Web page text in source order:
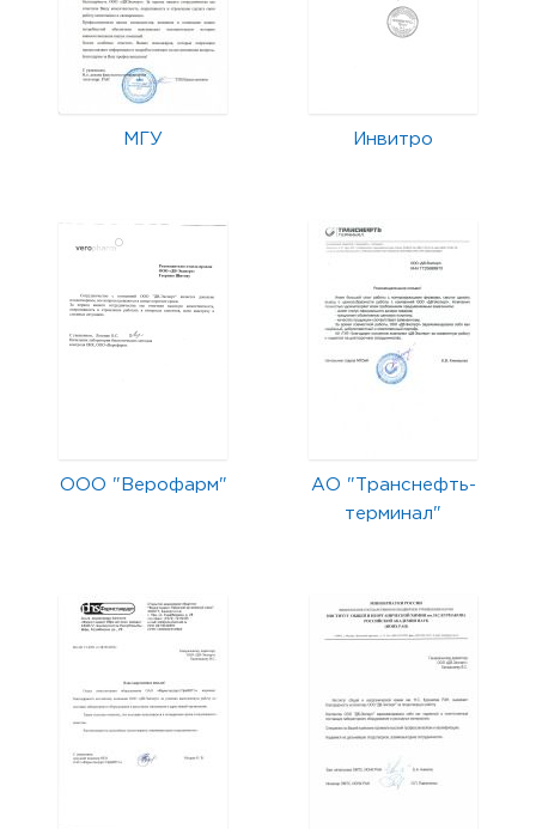
МГУ Инвитро
ООО "Верофарм"
АО "Транснефть-
терминал"